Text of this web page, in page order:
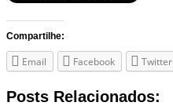
Compartilhe:
Email Facebook Twitter
Posts Relacionados: